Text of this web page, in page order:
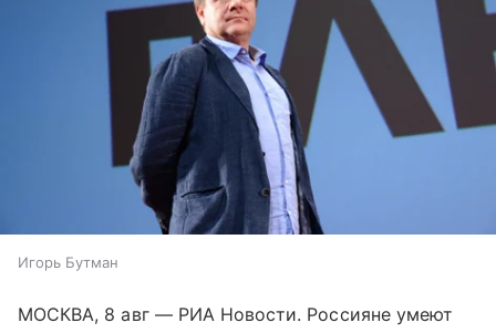
Игорь Бутман
МОСКВА, 8 авг — РИА Новости. Россияне умеют